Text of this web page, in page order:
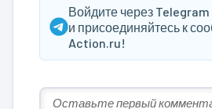
Войдите через Telegram
и присоединяйтесь к
Action.ru!